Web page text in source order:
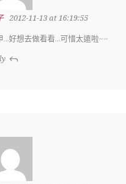
2012-11-13 at 16:19:55
…好想去做看看…可惜太遠啦~~